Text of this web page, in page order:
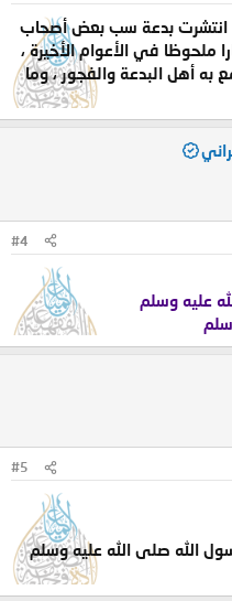
انتشرت بدعة سب بعض أصحاب
ملحوظا في الأعوام الأخيرة ،
به أهل البدعة والفجور ، وما
#4
عليه وسلم
#5
الله صلى الله عليه وسلم